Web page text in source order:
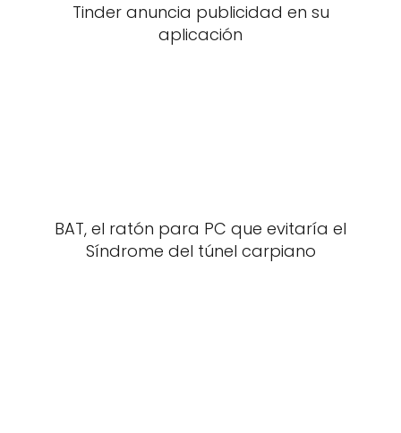
Tinder anuncia publicidad en su
aplicación
BAT, el ratón para PC que evitaría el
Síndrome del túnel carpiano